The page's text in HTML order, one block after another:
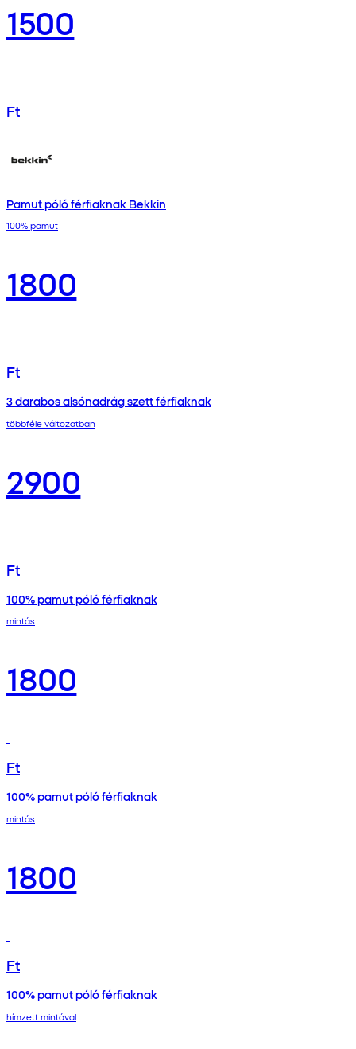
1500
Ft
Pamut póló férfiaknak Bekkin
100% pamut
1800
Ft
3 darabos alsónadrág szett férfiaknak
többféle változatban
2900
Ft
100% pamut póló férfiaknak
mintás
1800
Ft
100% pamut póló férfiaknak
mintás
1800
Ft
100% pamut póló férfiaknak
hímzett mintával